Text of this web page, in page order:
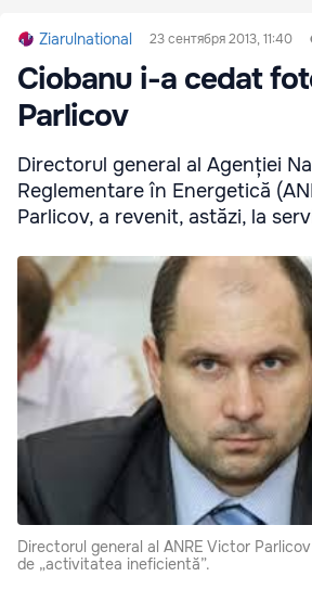
Ziarulnational 23 сентября 2013, 11:40
Ciobanu i-a cedat
Parlicov
Directorul general al Agenției
Reglementare în Energetică
Parlicov, a revenit, astăzi, la
Directorul general al ANRE Victor
de „activitatea ineficientă”.